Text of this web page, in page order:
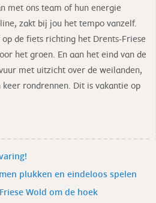
met ons team of hun energie
zakt bij jou het tempo vanzelf.
de fiets richting het Drents-Friese
het groen. En aan het eind van de
met uitzicht over de weilanden,
rondrennen. Dit is vakantie op
plukken en eindeloos spelen
Wold om de hoek